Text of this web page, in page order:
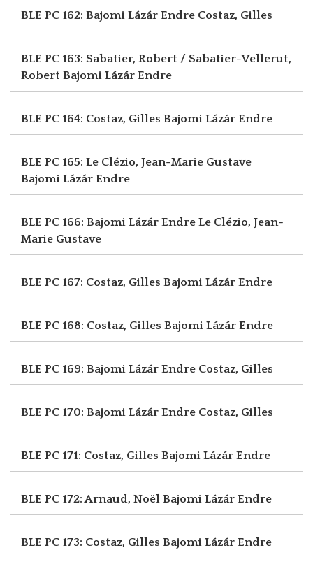
BLE PC 162: Bajomi Lázár Endre Costaz, Gilles
BLE PC 163: Sabatier, Robert / Sabatier-Vellerut,
Robert Bajomi Lázár Endre
BLE PC 164: Costaz, Gilles Bajomi Lázár Endre
BLE PC 165: Le Clézio, Jean-Marie Gustave
Bajomi Lázár Endre
BLE PC 166: Bajomi Lázár Endre Le Clézio, Jean-
Marie Gustave
BLE PC 167: Costaz, Gilles Bajomi Lázár Endre
BLE PC 168: Costaz, Gilles Bajomi Lázár Endre
BLE PC 169: Bajomi Lázár Endre Costaz, Gilles
BLE PC 170: Bajomi Lázár Endre Costaz, Gilles
BLE PC 171: Costaz, Gilles Bajomi Lázár Endre
BLE PC 172: Arnaud, Noël Bajomi Lázár Endre
BLE PC 173: Costaz, Gilles Bajomi Lázár Endre